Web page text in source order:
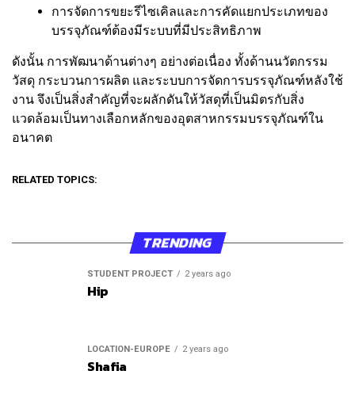
การจัดการขยะรีไซเคิลและการคัดแยกประเภทของ
บรรจุภัณฑ์ต้องมีระบบที่มีประสิทธิภาพ
ดังนั้น การพัฒนาด้านต่างๆ อย่างต่อเนื่อง ทั้งด้านนวัตกรรม
วัสดุ กระบวนการผลิต และระบบการจัดการบรรจุภัณฑ์หลังใช้
งาน จึงเป็นสิ่งสำคัญที่จะผลักดันให้วัสดุที่เป็นมิตรกับสิ่ง
แวดล้อมเป็นทางเลือกหลักของอุตสาหกรรมบรรจุภัณฑ์ใน
อนาคต
RELATED TOPICS:
TRENDING
STUDENT PROJECT 2 years ago
Hip
LOCATION-EUROPE 2 years ago
Shafia